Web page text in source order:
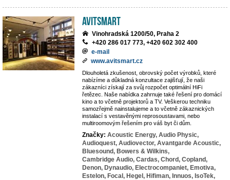
Avitsmart
Vinohradská 1200/50, Praha 2
+420 286 017 773, +420 602 302 400
e-mail
www.avitsmart.cz
Dlouholetá zkušenost, obrovský počet výrobků, které
nabízíme a důkladná konzultace zajišťují, že naši
zákazníci získají za svůj rozpočet optimální HiFi
řetězec. Naše nabídka zahrnuje také řešení pro domácí
kino a to včetně projektorů a TV. Veškerou techniku
samozřejmě nainstalujeme a to včetně zákaznických
instalací s vestavěnými reprosoustavami, nebo
multiroomovým řešením pro váš byt či dům.
Značky: Acoustic Energy, Audio Physic,
Audioquest, Audiovector, Avantgarde Acoustic,
Bluesound, Bowers & Wilkins,
Cambridge Audio, Cardas, Chord, Copland,
Denon, Dynaudio, Electrocompaniet, Emotiva,
Estelon, Focal, Hegel, Hifiman, Innuos, IsoTek,